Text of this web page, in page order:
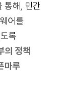
통해, 민간
어를
록
의 정책
마루